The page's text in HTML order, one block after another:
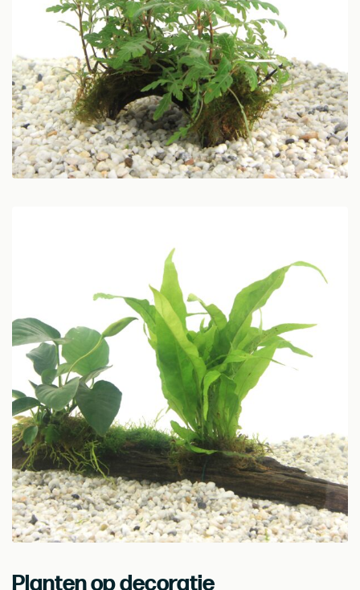
Planten op decoratie